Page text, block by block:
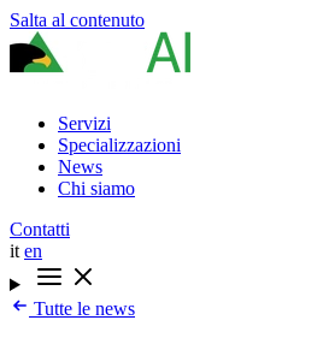
Salta al contenuto
Servizi
Specializzazioni
News
Chi siamo
Contatti
it en
Tutte le news